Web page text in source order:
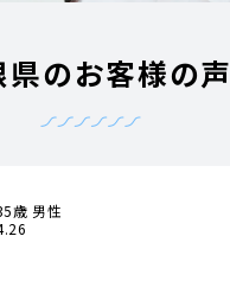
県のお客様の声
歳 男性